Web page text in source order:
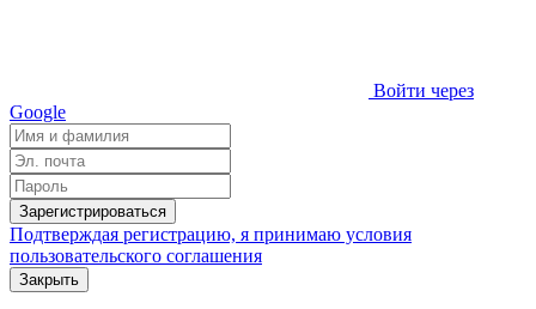
Войти через
Google
Зарегистрироваться
Подтверждая регистрацию, я принимаю условия
пользовательского соглашения
Закрыть